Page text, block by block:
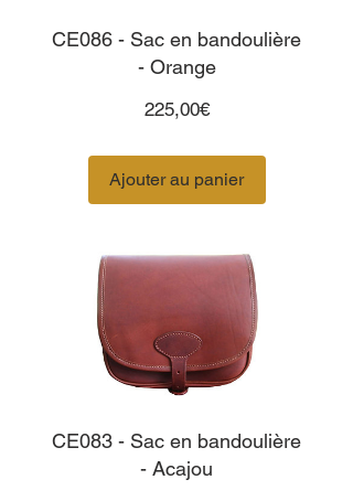
CE086 - Sac en bandoulière
- Orange
225,00€Prix
Ajouter au panier
CE083 - Sac en bandoulière
- Acajou